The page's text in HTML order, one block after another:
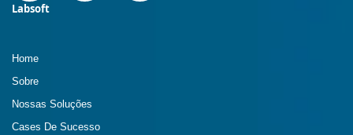
Labsoft
Home
Sobre
Nossas Soluções
Cases De Sucesso